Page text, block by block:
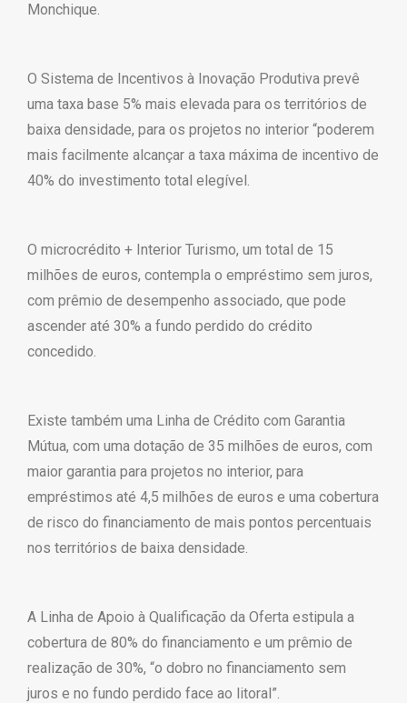
Monchique.
O Sistema de Incentivos à Inovação Produtiva prevê
uma taxa base 5% mais elevada para os territórios de
baixa densidade, para os projetos no interior “poderem
mais facilmente alcançar a taxa máxima de incentivo de
40% do investimento total elegível.
O microcrédito + Interior Turismo, um total de 15
milhões de euros, contempla o empréstimo sem juros,
com prêmio de desempenho associado, que pode
ascender até 30% a fundo perdido do crédito
concedido.
Existe também uma Linha de Crédito com Garantia
Mútua, com uma dotação de 35 milhões de euros, com
maior garantia para projetos no interior, para
empréstimos até 4,5 milhões de euros e uma cobertura
de risco do financiamento de mais pontos percentuais
nos territórios de baixa densidade.
A Linha de Apoio à Qualificação da Oferta estipula a
cobertura de 80% do financiamento e um prêmio de
realização de 30%, “o dobro no financiamento sem
juros e no fundo perdido face ao litoral”.